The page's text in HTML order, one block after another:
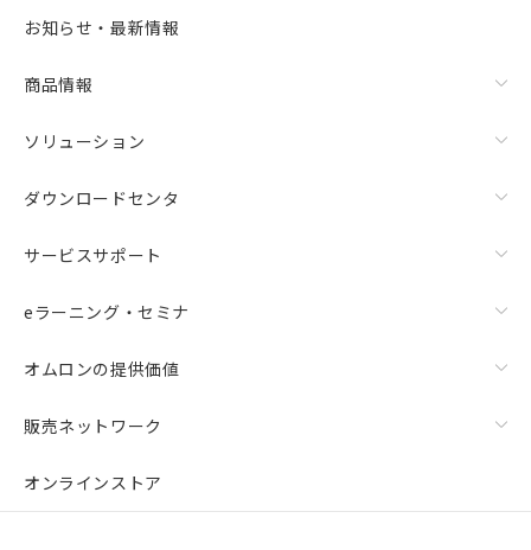
お知らせ・最新情報
商品情報
ソリューション
ダウンロードセンタ
サービスサポート
eラーニング・セミナ
オムロンの提供価値
販売ネットワーク
オンラインストア